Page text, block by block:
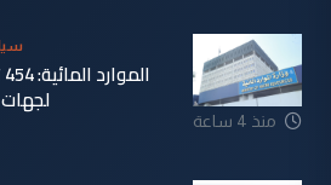
منذ 4 ساعة